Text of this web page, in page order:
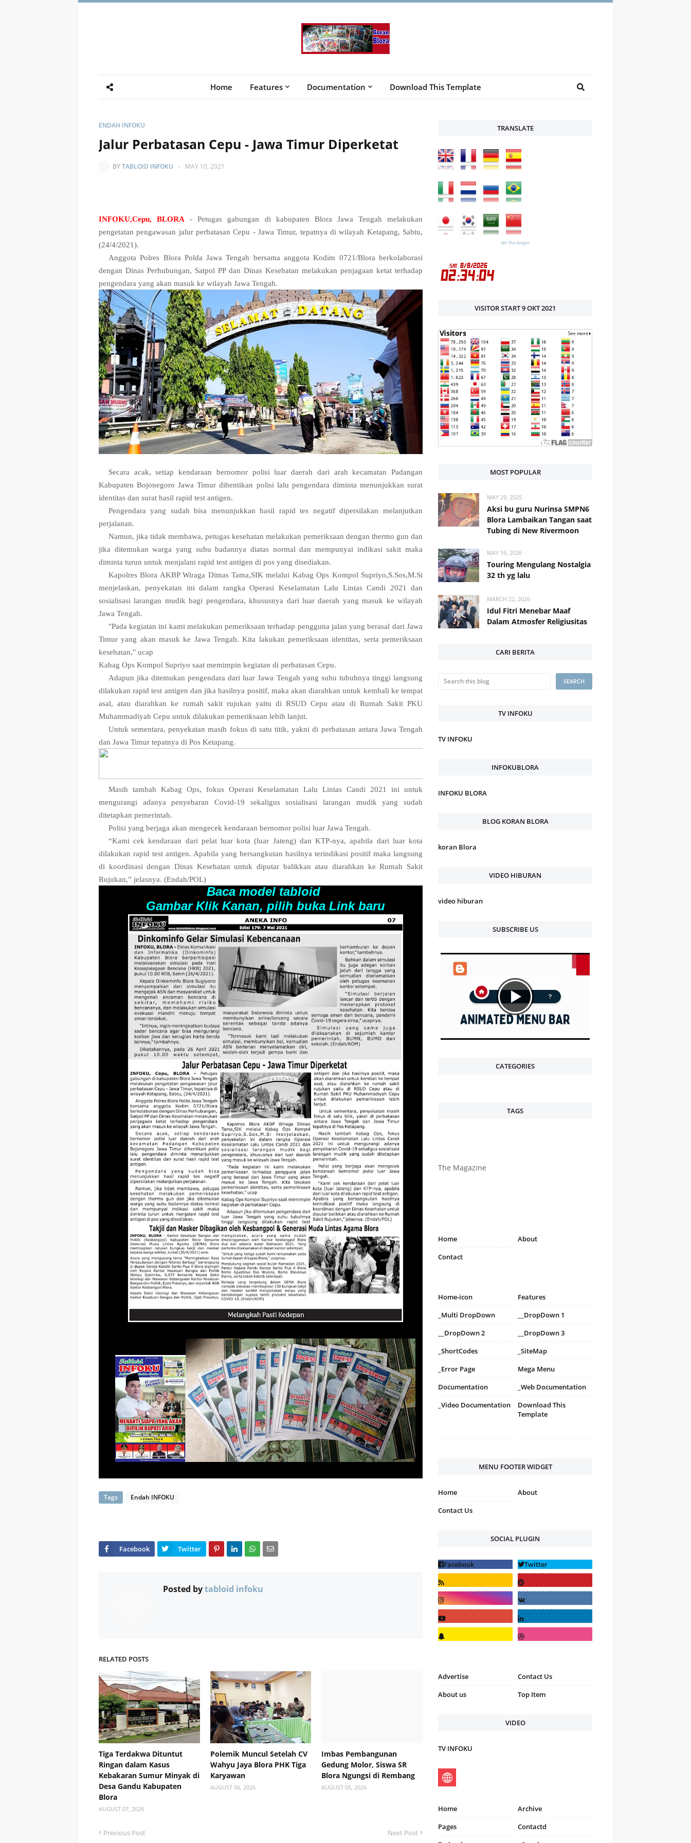
Home Features Documentation Download This Template
ENDAH INFOKU
Jalur Perbatasan Cepu - Jawa Timur Diperketat
BYTABLOID INFOKU - MAY 10, 2021
INFOKU,Cepu, BLORA - Petugas gabungan di kabupaten Blora Jawa Tengah melakukan
pengetatan pengawasan jalur perbatasan Cepu - Jawa Timur, tepatnya di wilayah Ketapang, Sabtu,
(24/4/2021).
Anggota Polres Blora Polda Jawa Tengah bersama anggota Kodim 0721/Blora berkolaborasi
dengan Dinas Perhubungan, Satpol PP dan Dinas Kesehatan melakukan penjagaan ketat terhadap
pengendara yang akan masuk ke wilayah Jawa Tengah.
Secara acak, setiap kendaraan bernomor polisi luar daerah dari arah kecamatan Padangan
Kabupaten Bojonegoro Jawa Timur dihentikan polisi lalu pengendara diminta menunjukkan surat
identitas dan surat hasil rapid test antigen.
Pengendara yang sudah bisa menunjukkan hasil rapid tes negatif dipersilakan melanjutkan
perjalanan.
Namun, jika tidak membawa, petugas kesehatan melakukan pemeriksaan dengan thermo gun dan
jika ditemukan warga yang suhu badannya diatas normal dan mempunyai indikasi sakit maka
diminta turun untuk menjalani rapid test antigen di pos yang disediakan.
Kapolres Blora AKBP Wiraga Dimas Tama,SIK melalui Kabag Ops Kompol Supriyo,S.Sos,M.Si
menjelaskan, penyekatan ini dalam rangka Operasi Keselamatan Lalu Lintas Candi 2021 dan
sosialisasi larangan mudik bagi pengendara, khususnya dari luar daerah yang masuk ke wilayah
Jawa Tengah.
"Pada kegiatan ini kami melakukan pemeriksaan terhadap pengguna jalan yang berasal dari Jawa
Timur yang akan masuk ke Jawa Tengah. Kita lakukan pemeriksaan identitas, serta pemeriksaan
kesehatan," ucap
Kabag Ops Kompol Supriyo saat memimpin kegiatan di perbatasan Cepu.
Adapun jika ditemukan pengendara dari luar Jawa Tengah yang suhu tubuhnya tinggi langsung
dilakukan rapid test antigen dan jika hasilnya positif, maka akan diarahkan untuk kembali ke tempat
asal, atau diarahkan ke rumah sakit rujukan yaitu di RSUD Cepu atau di Rumah Sakit PKU
Muhammadiyah Cepu untuk dilakukan pemeriksaan lebih lanjut.
Untuk sementara, penyekatan masih fokus di satu titik, yakni di perbatasan antara Jawa Tengah
dan Jawa Timur tepatnya di Pos Ketapang.
Masih tambah Kabag Ops, fokus Operasi Keselamatan Lalu Lintas Candi 2021 ini untuk
mengurangi adanya penyebaran Covid-19 sekaligus sosialisasi larangan mudik yang sudah
ditetapkan pemerintah.
Polisi yang berjaga akan mengecek kendaraan bernomor polisi luar Jawa Tengah.
“Kami cek kendaraan dari pelat luar kota (luar Jateng) dan KTP-nya, apabila dari luar kota
dilakukan rapid test antigen. Apabila yang bersangkutan hasilnya terindikasi positif maka langsung
di koordinasi dengan Dinas Kesehatan untuk diputar balikkan atau diarahkan ke Rumah Sakit
Rujukan,” jelasnya. (Endah/POL)
Baca model tabloid
Gambar Klik Kanan, pilih buka Link baru
Tags Endah INFOKU
Posted bytabloid infoku
RELATED POSTS
Tiga Terdakwa Dituntut
Ringan dalam Kasus
Kebakaran Sumur Minyak di
Desa Gandu Kabupaten
Blora
AUGUST 07, 2026
Polemik Muncul Setelah CV
Wahyu Jaya Blora PHK Tiga
Karyawan
AUGUST 06, 2026
Imbas Pembangunan
Gedung Molor, Siswa SR
Blora Ngungsi di Rembang
AUGUST 05, 2026
Previous Post Next Post
TRANSLATE
Get This Gadget
VISITOR START 9 OKT 2021
MOST POPULAR
MAY 29, 2025
Aksi bu guru Nurinsa SMPN6
Blora Lambaikan Tangan saat
Tubing di New Rivermoon
MAY 16, 2026
Touring Mengulang Nostalgia
32 th yg lalu
MARCH 22, 2026
Idul Fitri Menebar Maaf
Dalam Atmosfer Religiusitas
CARI BERITA
TV INFOKU
TV INFOKU
INFOKUBLORA
INFOKU BLORA
BLOG KORAN BLORA
koran Blora
VIDEO HIBURAN
video hiburan
SUBSCRIBE US
CATEGORIES
TAGS
The Magazine
Home
About
Contact
Home-icon
Features
_Multi DropDown
__DropDown 1
__DropDown 2
__DropDown 3
_ShortCodes
_SiteMap
_Error Page
Mega Menu
Documentation
_Web Documentation
_Video Documentation
Download This
Template
MENU FOOTER WIDGET
Home
About
Contact Us
SOCIAL PLUGIN
Advertise
Contact Us
About us
Top Item
VIDEO
TV INFOKU
Home
Archive
Pages
Contactd